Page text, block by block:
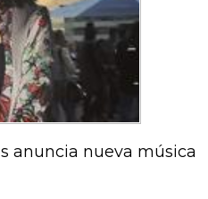
anuncia nueva música